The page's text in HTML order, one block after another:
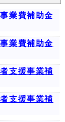
業費補助金
業費補助金
支援事業補
支援事業補